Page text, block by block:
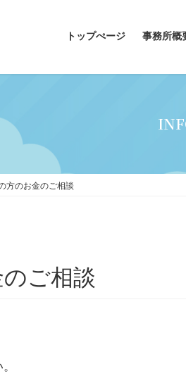
トップぺージ 事務所概
方のお金のご相談
ご相談